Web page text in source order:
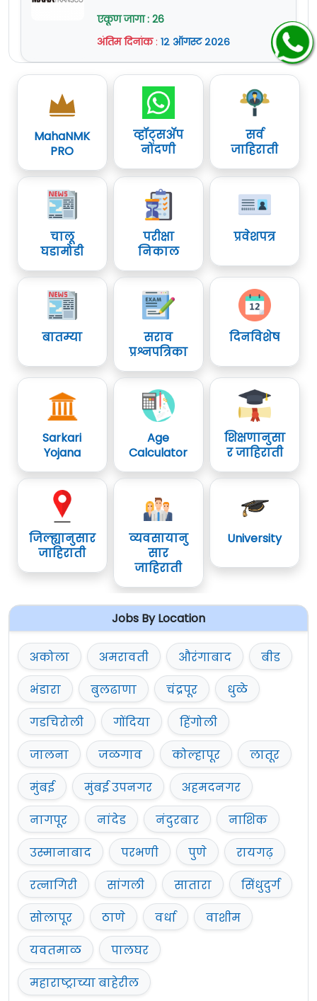
एकूण जागा : 26
अंतिम दिनांक: १२ ऑगस्ट २०२६
MahaNMK
PRO
व्हॉट्सॲप
नोंदणी
सर्व
जाहिराती
चालू
घडामोडी
परीक्षा
निकाल
प्रवेशपत्र
बातम्या
सराव
प्रश्नपत्रिका
दिनविशेष
Sarkari
Yojana
Age
Calculator
शिक्षणानुसा
र जाहिराती
जिल्ह्यानुसार
जाहिराती
व्यवसायानु
सार
जाहिराती
University
Jobs By Location
अकोला अमरावती औरंगाबाद
बीड
भंडारा
बुलढाणा चंद्रपूर
धुळे
गडचिरोली
गोंदिया
हिंगोली
जालना
जळगाव कोल्हापूर
लातूर
मुंबई
मुंबई उपनगर
अहमदनगर
नागपूर
नांदेड नंदुरबार
नाशिक
उस्मानाबाद
परभणी पुणे
रायगढ़
रत्नागिरी
सांगली सातारा
सिंधुदुर्ग
सोलापूर
ठाणे वर्धा
वाशीम
यवतमाळ
पालघर
महाराष्ट्राच्या बाहेरील